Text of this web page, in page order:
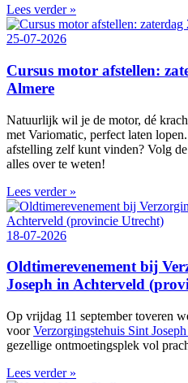
Lees verder »
25-07-2026
Cursus motor afstellen:
Almere
Natuurlijk wil je de motor, dé
met Variomatic, perfect laten
afstelling zelf kunt vinden? Volg
alles over te weten!
Lees verder »
18-07-2026
Oldtimerevenement bij
Joseph in Achterveld
Op vrijdag 11 september toveren
voorVerzorgingstehuis Sint
gezellige ontmoetingsplek vol
Lees verder »